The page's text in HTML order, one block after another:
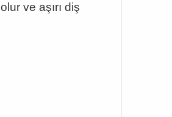
olur ve aşırı diş